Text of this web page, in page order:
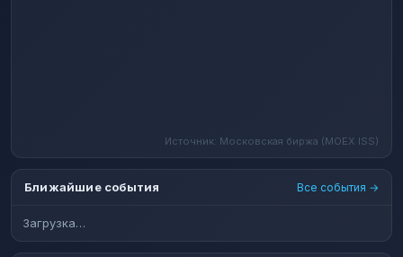
Источник: Московская биржа (MOEX ISS)
Ближайшие события Все события →
Загрузка…